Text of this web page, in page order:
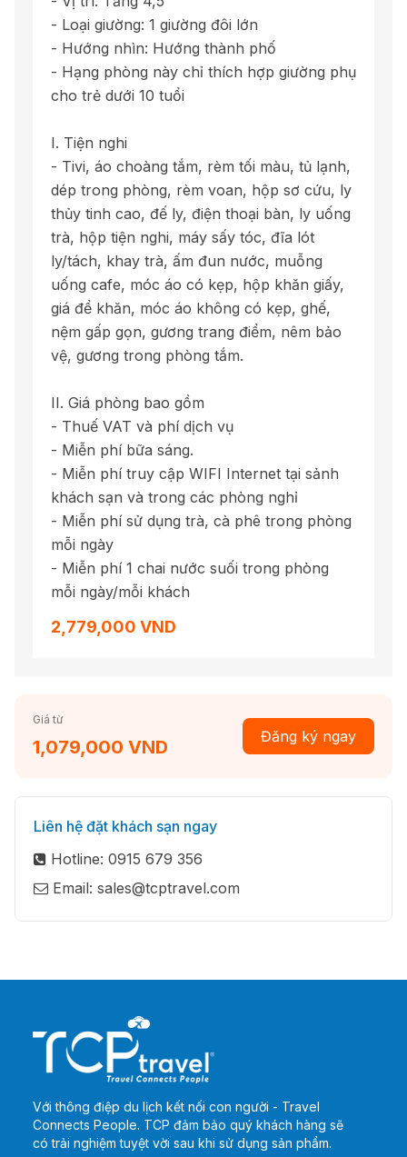
- Loại giường: 1 giường đôi lớn
- Hướng nhìn: Hướng thành phố
- Hạng phòng này chỉ thích hợp giường phụ
cho trẻ dưới 10 tuổi
I. Tiện nghi
- Tivi, áo choàng tắm, rèm tối màu, tủ lạnh,
dép trong phòng, rèm voan, hộp sơ cứu, ly
thủy tinh cao, đế ly, điện thoại bàn, ly uống
trà, hộp tiện nghi, máy sấy tóc, đĩa lót
ly/tách, khay trà, ấm đun nước, muỗng
uống cafe, móc áo có kẹp, hộp khăn giấy,
giá để khăn, móc áo không có kẹp, ghế,
nệm gấp gọn, gương trang điểm, nêm bảo
vệ, gương trong phòng tắm.
II. Giá phòng bao gồm
- Thuế VAT và phí dịch vụ
- Miễn phí bữa sáng.
- Miễn phí truy cập WIFI Internet tại sảnh
khách sạn và trong các phòng nghỉ
- Miễn phí sử dụng trà, cà phê trong phòng
mỗi ngày
- Miễn phí 1 chai nước suối trong phòng
mỗi ngày/mỗi khách
2,779,000 VND
Giá từ
1,079,000 VND Đăng ký ngay
Liên hệ đặt khách sạn ngay
Hotline: 0915 679 356
Email: sales@tcptravel.com
Với thông điệp du lịch kết nối con người - Travel
Connects People. TCP đảm bảo quý khách hàng sẽ
có trải nghiệm tuyệt vời sau khi sử dụng sản phẩm.